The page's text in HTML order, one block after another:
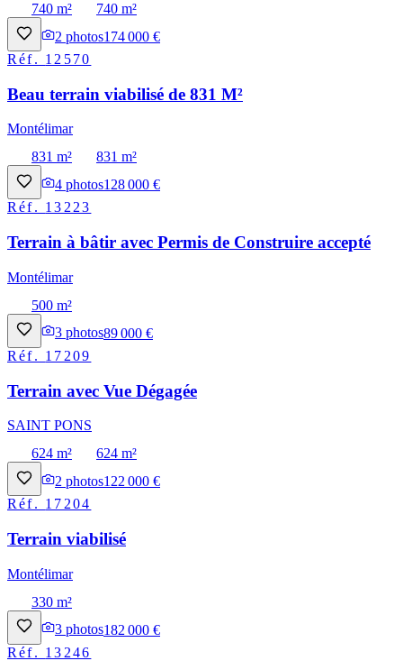
740 m²
740 m²
2 photos174 000 €
Réf. 12570
Beau terrain viabilisé de 831 M²
Montélimar
831 m²
831 m²
4 photos128 000 €
Réf. 13223
Terrain à bâtir avec Permis de Construire accepté
Montélimar
500 m²
3 photos89 000 €
Réf. 17209
Terrain avec Vue Dégagée
SAINT PONS
624 m²
624 m²
2 photos122 000 €
Réf. 17204
Terrain viabilisé
Montélimar
330 m²
3 photos182 000 €
Réf. 13246